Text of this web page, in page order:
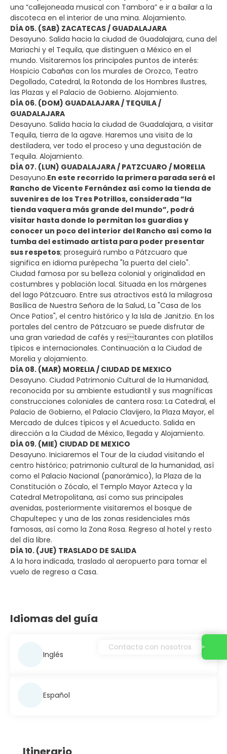
una “callejoneada musical con Tambora” e ir a bailar a la
discoteca en el interior de una mina. Alojamiento.
DÍA 05. (SAB) ZACATECAS / GUADALAJARA
Desayuno. Salida hacia la ciudad de Guadalajara, cuna del
Mariachi y el Tequila, que distinguen a México en el
mundo. Visitaremos los principales puntos de interés:
Hospicio Cabañas con los murales de Orozco, Teatro
Degollado, Catedral, la Rotonda de los Hombres Ilustres,
las Plazas y el Palacio de Gobierno. Alojamiento.
DÍA 06. (DOM) GUADALAJARA / TEQUILA /
GUADALAJARA
Desayuno. Salida hacia la ciudad de Guadalajara, a visitar
Tequila, tierra de la agave. Haremos una visita de la
destiladera, ver todo el proceso y una degustación de
Tequila. Alojamiento.
DÍA 07. (LUN) GUADALAJARA / PATZCUARO / MORELIA
Desayuno.En este recorrido la primera parada será el
Rancho de Vicente Fernández así como la tienda de
suvenires de los Tres Potrillos, considerada “la
tienda vaquera más grande del mundo”, podrá
visitar hasta donde lo permitan los guardias y
conocer un poco del interior del Rancho así como la
tumba del estimado artista para poder presentar
sus respetos; proseguirá rumbo a Pátzcuaro que
significa en idioma purépecha "la puerta del cielo".
Ciudad famosa por su belleza colonial y originalidad en
costumbres y población local. Situada en los márgenes
del lago Pátzcuaro. Entre sus atractivos está la milagrosa
Basílica de Nuestra Señora de la Salud, La "Casa de los
Once Patios", el centro histórico y la Isla de Janitzio. En los
portales del centro de Pátzcuaro se puede disfrutar de
una gran variedad de cafés y restaurantes con platillos
típicos e internacionales. Continuación a la Ciudad de
Morelia y alojamiento.
DÍA 08. (MAR) MORELIA / CIUDAD DE MEXICO
Desayuno. Ciudad Patrimonio Cultural de la Humanidad,
reconocida por su ambiente estudiantil y sus magníficas
construcciones coloniales de cantera rosa: La Catedral, el
Palacio de Gobierno, el Palacio Clavijero, la Plaza Mayor, el
Mercado de dulces típicos y el Acueducto. Salida en
dirección a la Ciudad de México, llegada y Alojamiento.
DÍA 09. (MIE) CIUDAD DE MEXICO
Desayuno. Iniciaremos el Tour de la ciudad visitando el
centro histórico; patrimonio cultural de la humanidad, así
como el Palacio Nacional (panorámico), la Plaza de la
Constitución o Zócalo, el Templo Mayor Azteca y la
Catedral Metropolitana, así como sus principales
avenidas, posteriormente visitaremos el bosque de
Chapultepec y una de las zonas residenciales más
famosas, así como la Zona Rosa. Regreso al hotel y resto
del día libre.
DÍA 10. (JUE) TRASLADO DE SALIDA
A la hora indicada, traslado al aeropuerto para tomar el
vuelo de regreso a Casa.
Idiomas del guía
Inglés
Español
Contacta con nosotros